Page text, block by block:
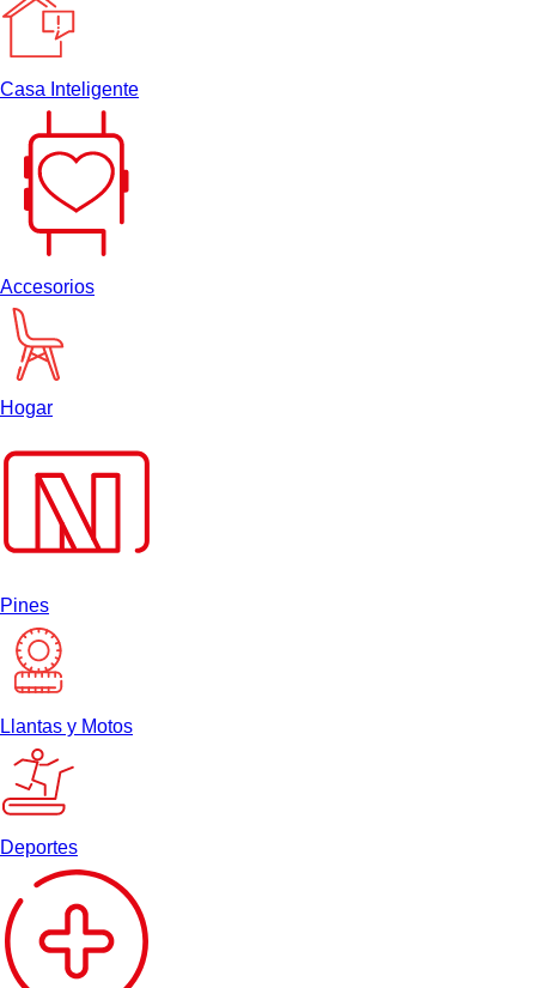
Casa Inteligente
Accesorios
Hogar
Pines
Llantas y Motos
Deportes